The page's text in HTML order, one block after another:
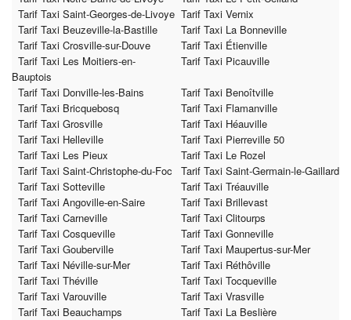
Tarif Taxi Saint-Georges-de-Livoye Tarif Taxi Vernix
Tarif Taxi Beuzeville-la-Bastille
Tarif Taxi La Bonneville
Tarif Taxi Crosville-sur-Douve
Tarif Taxi Étienville
Tarif Taxi Les Moitiers-en-
Bauptois
Tarif Taxi Picauville
Tarif Taxi Donville-les-Bains
Tarif Taxi Benoîtville
Tarif Taxi Bricquebosq
Tarif Taxi Flamanville
Tarif Taxi Grosville
Tarif Taxi Héauville
Tarif Taxi Helleville
Tarif Taxi Pierreville 50
Tarif Taxi Les Pieux
Tarif Taxi Le Rozel
Tarif Taxi Saint-Christophe-du-Foc
Tarif Taxi Saint-Germain-le-Gaillard
Tarif Taxi Sotteville
Tarif Taxi Tréauville
Tarif Taxi Angoville-en-Saire
Tarif Taxi Brillevast
Tarif Taxi Carneville
Tarif Taxi Clitourps
Tarif Taxi Cosqueville
Tarif Taxi Gonneville
Tarif Taxi Gouberville
Tarif Taxi Maupertus-sur-Mer
Tarif Taxi Néville-sur-Mer
Tarif Taxi Réthôville
Tarif Taxi Théville
Tarif Taxi Tocqueville
Tarif Taxi Varouville
Tarif Taxi Vrasville
Tarif Taxi Beauchamps
Tarif Taxi La Beslière